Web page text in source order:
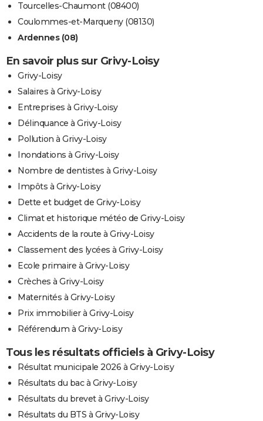
Tourcelles-Chaumont (08400)
Coulommes-et-Marqueny (08130)
Ardennes (08)
En savoir plus sur Grivy-Loisy
Grivy-Loisy
Salaires à Grivy-Loisy
Entreprises à Grivy-Loisy
Délinquance à Grivy-Loisy
Pollution à Grivy-Loisy
Inondations à Grivy-Loisy
Nombre de dentistes à Grivy-Loisy
Impôts à Grivy-Loisy
Dette et budget de Grivy-Loisy
Climat et historique météo de Grivy-Loisy
Accidents de la route à Grivy-Loisy
Classement des lycées à Grivy-Loisy
Ecole primaire à Grivy-Loisy
Crèches à Grivy-Loisy
Maternités à Grivy-Loisy
Prix immobilier à Grivy-Loisy
Référendum à Grivy-Loisy
Tous les résultats officiels à Grivy-Loisy
Résultat municipale 2026 à Grivy-Loisy
Résultats du bac à Grivy-Loisy
Résultats du brevet à Grivy-Loisy
Résultats du BTS à Grivy-Loisy